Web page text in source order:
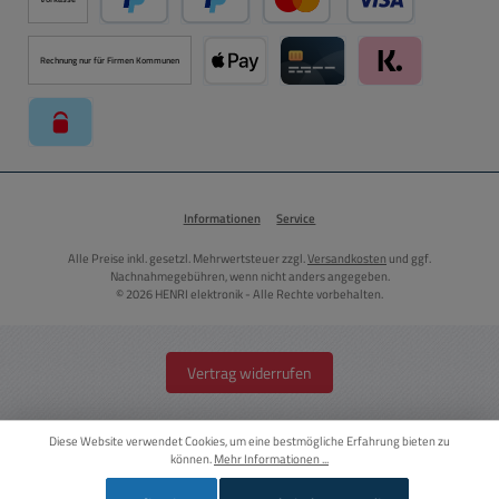
PayPal Später Bezahlen über PayPalKredit- oder Debitkarte
Rechnung nur für Firmen Kommunen
Informationen Service
Alle Preise inkl. gesetzl. Mehrwertsteuer zzgl.Versandkosten und ggf.
Nachnahmegebühren, wenn nicht anders angegeben.
© 2026 HENRI elektronik - Alle Rechte vorbehalten.
Vertrag widerrufen
Diese Website verwendet Cookies, um eine bestmögliche Erfahrung bieten zu
können.Mehr Informationen ...